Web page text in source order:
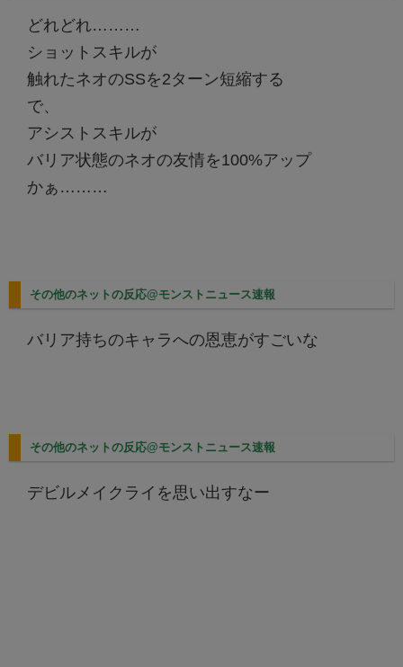
どれどれ………
ショットスキルが
触れたネオのSSを2ターン短縮する
で、
アシストスキルが
バリア状態のネオの友情を100%アップ
かぁ………
その他のネットの反応@モンストニュース速報
バリア持ちのキャラへの恩恵がすごいな
その他のネットの反応@モンストニュース速報
デビルメイクライを思い出すなー